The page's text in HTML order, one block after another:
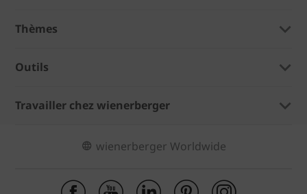
Thèmes
Outils
Travailler chez wienerberger
wienerberger Worldwide